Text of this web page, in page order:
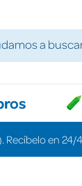
en 24/